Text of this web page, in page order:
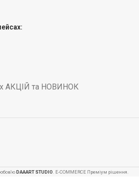
АКЦІЙ та НОВИНОК
DAAART STUDIO . E-COMMERCE Преміум рішення.